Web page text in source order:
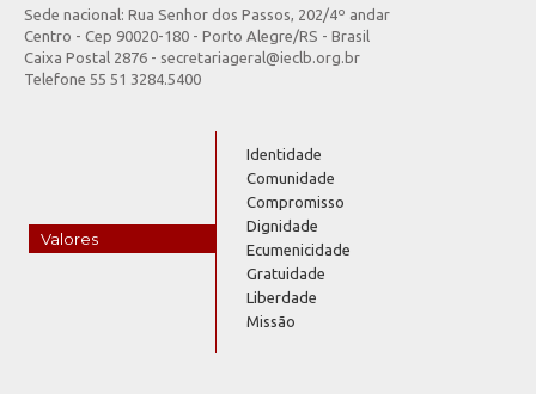
Sede nacional: Rua Senhor dos Passos, 202/4º andar
Centro - Cep 90020-180 - Porto Alegre/RS - Brasil
Caixa Postal 2876 - secretariageral@ieclb.org.br
Telefone 55 51 3284.5400
Valores
Identidade
Comunidade
Compromisso
Dignidade
Ecumenicidade
Gratuidade
Liberdade
Missão